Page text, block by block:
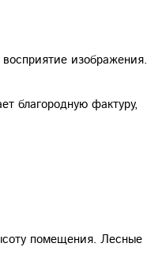
изображения.
благородную фактуру,
помещения. Лесные